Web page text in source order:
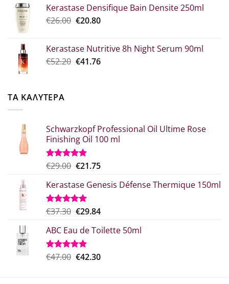
was:
€52.30.
τιμή
είναι:
Kerastase Densifique Bain Densite 250ml
€26.00 Original
€26.00.
€20.80Η
είναι:
€20.80.
Kerastase Nutritive 8h Night Serum 90ml
€52.20 Original
€41.76Η
ΤΑ ΚΑΛΥΤΕΡΑ
Schwarzkopf Professional Oil Ultime Rose
Finishing Oil 100 ml
Βαθμολογήθηκε
από 5
€29.00 Original
was:
€29.00.
€21.75Η
τιμή
€21.75.
Kerastase Genesis Défense Thermique 150ml
Βαθμολογήθηκε
από 5
€37.30 Original
was:
€37.30.
€29.84Η
τιμή
€29.84.
ABC Eau de Toilette 50ml
Βαθμολογήθηκε
€47.00 Original
€42.30Η